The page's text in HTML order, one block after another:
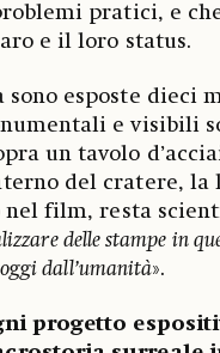
pratici, e
e il loro status.
esposte dieci
e visibili
un tavolo
del cratere, la
film, resta
delle stampe in
dall’umanità».
progetto